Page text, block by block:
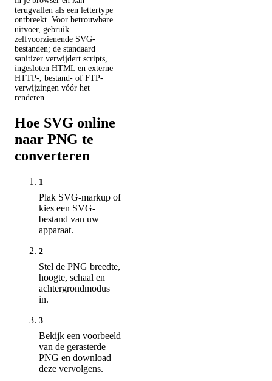
terugvallen als een lettertype
ontbreekt. Voor betrouwbare
uitvoer, gebruik
zelfvoorzienende SVG-
bestanden; de standaard
sanitizer verwijdert scripts,
ingesloten HTML en externe
HTTP-, bestand- of FTP-
verwijzingen vóór het
renderen.
Hoe SVG online
naar PNG te
converteren
1
Plak SVG-markup of
kies een SVG-
bestand van uw
apparaat.
2
Stel de PNG breedte,
hoogte, schaal en
achtergrondmodus
in.
3
Bekijk een voorbeeld
van de gerasterde
PNG en download
deze vervolgens.